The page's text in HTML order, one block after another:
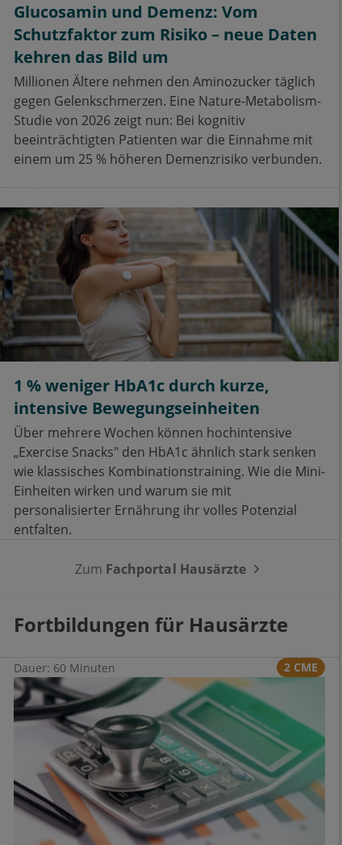
Glucosamin und Demenz: Vom
Schutzfaktor zum Risiko – neue Daten
kehren das Bild um
Millionen Ältere nehmen den Aminozucker täglich
gegen Gelenkschmerzen. Eine Nature-Metabolism-
Studie von 2026 zeigt nun: Bei kognitiv
beeinträchtigten Patienten war die Einnahme mit
einem um 25 % höheren Demenzrisiko verbunden.
1 % weniger HbA1c durch kurze,
intensive Bewegungseinheiten
Über mehrere Wochen können hochintensive
„Exercise Snacks" den HbA1c ähnlich stark senken
wie klassisches Kombinationstraining. Wie die Mini-
Einheiten wirken und warum sie mit
personalisierter Ernährung ihr volles Potenzial
entfalten.
Zum Fachportal Hausärzte
Fortbildungen für Hausärzte
Dauer: 60 Minuten 2 CME